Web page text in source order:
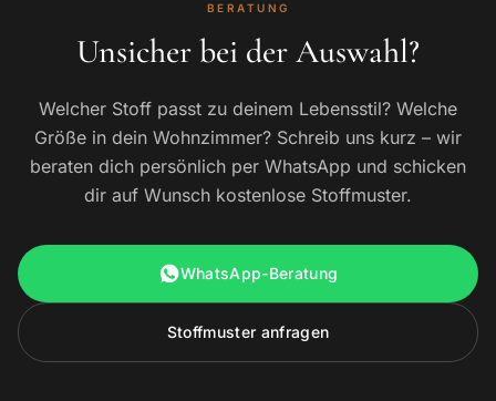
BERATUNG
Unsicher bei der Auswahl?
Welcher Stoff passt zu deinem Lebensstil? Welche
Größe in dein Wohnzimmer? Schreib uns kurz – wir
beraten dich persönlich per WhatsApp und schicken
dir auf Wunsch kostenlose Stoffmuster.
WhatsApp-Beratung
Stoffmuster anfragen